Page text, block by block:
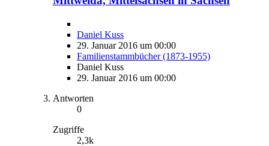
Daniel Kuss
29. Januar 2016 um 00:00
Familienstammbücher (1873-1955)
Daniel Kuss
29. Januar 2016 um 00:00
Antworten
0
Zugriffe
2,3k